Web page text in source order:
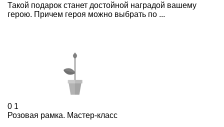
Такой подарок станет достойной наградой вашему
герою. Причем героя можно выбрать по ...
0 1
Розовая рамка. Мастер-класс